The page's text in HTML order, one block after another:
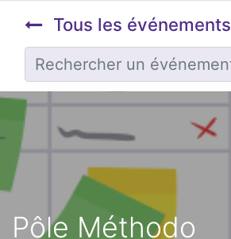
Tous les événements
Pôle Méthodo